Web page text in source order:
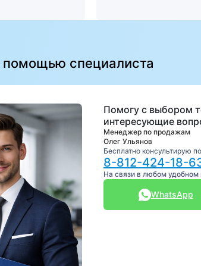
помощью специалиста
Помогу с выбором
интересующие
Менеджер по продажам
Олег Ульянов
Бесплатно консультирую
8-812-424-18-
На связи в любом
WhatsApp